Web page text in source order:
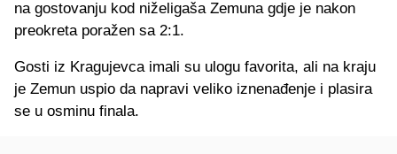
na gostovanju kod niželigaša Zemuna gdje je nakon
preokreta poražen sa 2:1.
Gosti iz Kragujevca imali su ulogu favorita, ali na kraju
je Zemun uspio da napravi veliko iznenađenje i plasira
se u osminu finala.